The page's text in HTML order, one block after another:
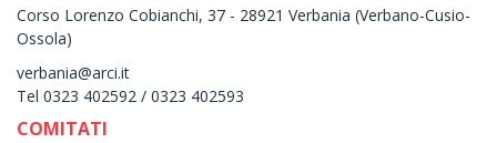
Corso Lorenzo Cobianchi, 37 - 28921 Verbania (Verbano-Cusio-
Ossola)
verbania@arci.it
Tel 0323 402592 / 0323 402593
COMITATI